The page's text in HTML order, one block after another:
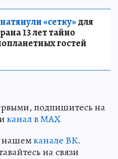
«сетку»для
13 лет тайно
гостей
подпишитесь на
канал в МАХ
нашемканале ВК.
на связи